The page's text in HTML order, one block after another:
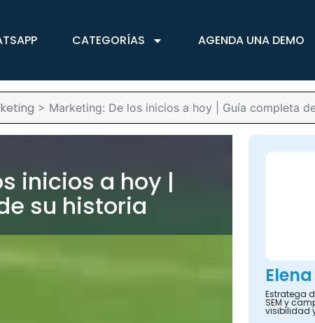
CATEGORÍAS AGENDA UNA DEMO
> Marketing: De los inicios a hoy | Guía completa
inicios a hoy |
su historia
Estratega
SEM y
visibilidad